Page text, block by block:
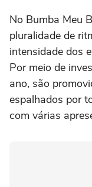
No Bumba Meu
pluralidade de
intensidade dos
Por meio de
ano, são
espalhados por
com várias